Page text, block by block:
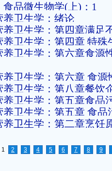
品微生物学(上)：1
养卫生学：绪论
养卫生学：第四章满足
养卫生学：第四章 特
养卫生学：第六章食源
养卫生学：第六章 食源
养卫生学：第八章餐饮
养卫生学：第五章食品
养卫生学：第五章 食品
养卫生学：第二章烹饪
1 2 3 4 5 6 7 8 9